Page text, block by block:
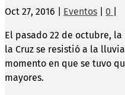
Oct 27, 2016 Eventos 0
El pasado 22 de octubre,
la Cruz se resistió a la
momento en que se tuvo
mayores.